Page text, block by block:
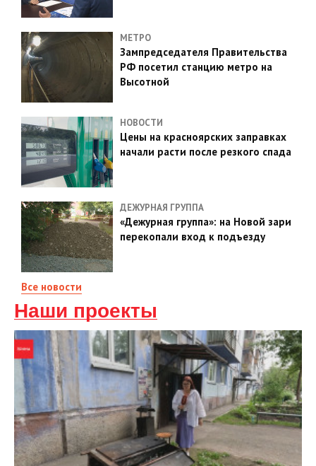
МЕТРО
Зампредседателя Правительства
РФ посетил станцию метро на
Высотной
НОВОСТИ
Цены на красноярских заправках
начали расти после резкого спада
ДЕЖУРНАЯ ГРУППА
«Дежурная группа»: на Новой зари
перекопали вход к подъезду
Все новости
Наши проекты